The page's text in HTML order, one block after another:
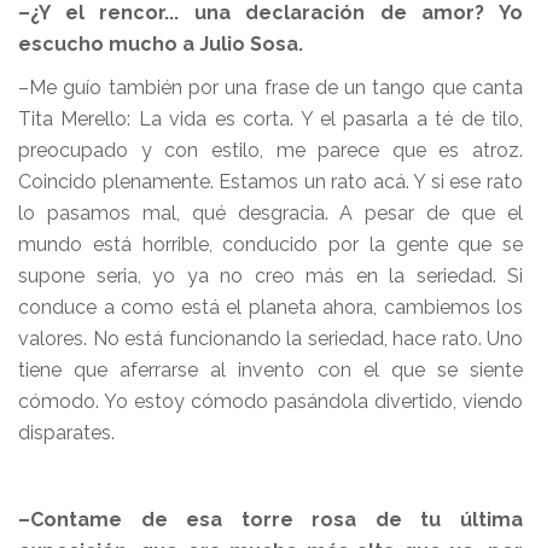
–¿Y el rencor... una declaración de amor? Yo
escucho mucho a Julio Sosa.
–Me guío también por una frase de un tango que canta
Tita Merello: La vida es corta. Y el pasarla a té de tilo,
preocupado y con estilo, me parece que es atroz.
Coincido plenamente. Estamos un rato acá. Y si ese rato
lo pasamos mal, qué desgracia. A pesar de que el
mundo está horrible, conducido por la gente que se
supone seria, yo ya no creo más en la seriedad. Si
conduce a como está el planeta ahora, cambiemos los
valores. No está funcionando la seriedad, hace rato. Uno
tiene que aferrarse al invento con el que se siente
cómodo. Yo estoy cómodo pasándola divertido, viendo
disparates.
–Contame de esa torre rosa de tu última